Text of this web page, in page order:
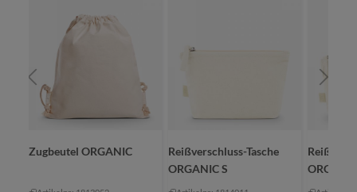
Farbe Farbe
Farbe
Zugbeutel ORGANIC
Reißverschluss-Tasche
ORGANIC S